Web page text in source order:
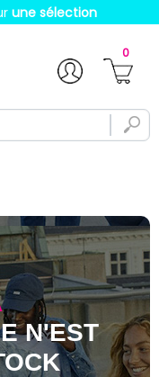
une sélection
0
N'EST